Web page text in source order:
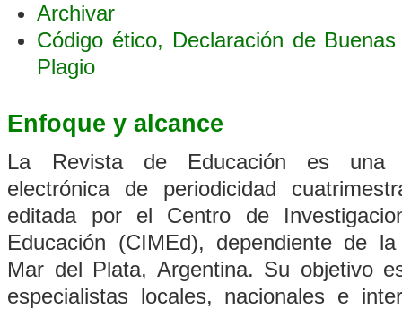
Archivar
Código ético, Declaración de
Plagio
Enfoque y alcance
La Revista de Educación es una
electrónica de periodicidad
editada por el Centro de
Educación (CIMEd), dependiente de
Mar del Plata, Argentina. Su objetivo
especialistas locales, nacionales e